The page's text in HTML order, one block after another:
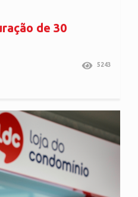
de 30
5243